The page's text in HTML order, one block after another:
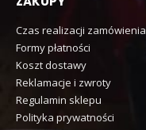
Czas realizacji zamówienia
Formy płatności
Koszt dostawy
Reklamacje i zwroty
Regulamin sklepu
Polityka prywatności